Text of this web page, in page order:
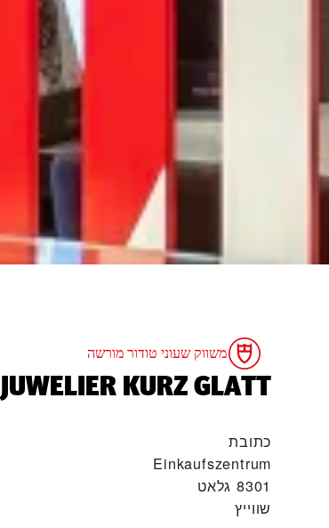
משווק שעוני טודור מורשה
‭JUWELIER KURZ GLATT‬
כתובת
Einkaufszentrum
8301 גלאט‏
שווייץ